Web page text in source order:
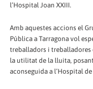
l’Hospital Joan XXIII.
Amb aquestes accions el
Pública a Tarragona vol
treballadors i treballadores
la utilitat de la lluita,
aconseguida a l’Hospital